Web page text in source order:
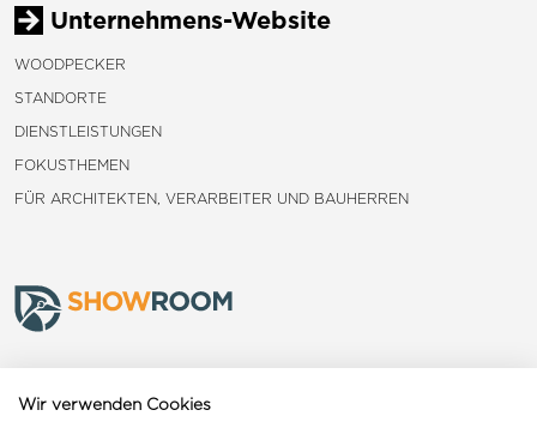
Unternehmens-Website
WOODPECKER
STANDORTE
DIENSTLEISTUNGEN
FOKUSTHEMEN
FÜR ARCHITEKTEN, VERARBEITER UND BAUHERREN
Wir verwenden Cookies